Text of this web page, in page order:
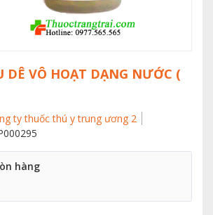
DÊ VÔ HOẠT DẠNG NƯỚC (
ty thuốc thú y trung ương 2
hàng